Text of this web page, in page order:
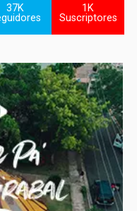
37K
1K
Suscriptores